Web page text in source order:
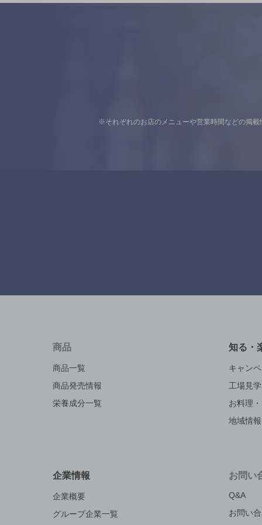
※それぞれのお店のメニューや営業時間などの掲載
商品
商品一覧
商品発売情報
栄養成分一覧
知る・
キャン
工場見学
お料理
地域情報
企業情報
企業概要
グループ企業一覧
お問い
Q&A
お問い